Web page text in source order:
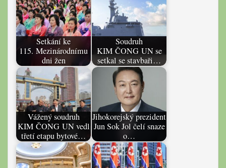
Setkání ke
115. Mezinárodnímu
dni žen
Soudruh
KIM ČONG UN se
setkal se stavbaři…
Vážený soudruh
KIM ČONG UN vedl
třetí etapu bytové…
Jihokorejský prezident
Jun Sok Jol čelí snaze
o…